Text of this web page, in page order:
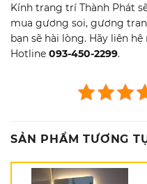
Kính trang trí Thành Phát
mua gương soi, gương
bạn sẽ hài lòng. Hãy liên
Hotline 093-450-2299.
SẢN PHẨM TƯƠNG